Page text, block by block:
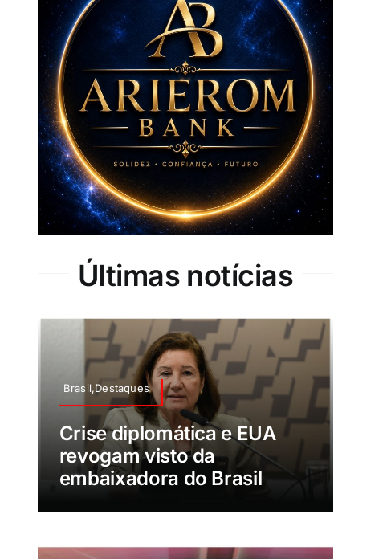
Últimas notícias
Brasil,Destaques
Crise diplomática e EUA
revogam visto da
embaixadora do Brasil